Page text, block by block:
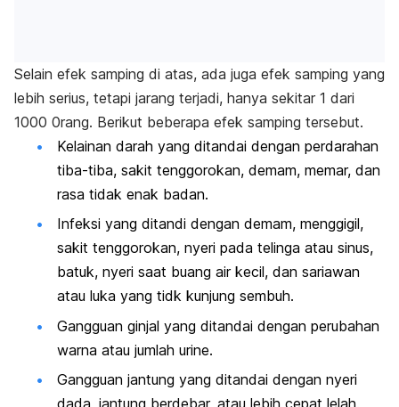
Selain efek samping di atas, ada juga efek samping yang
lebih serius, tetapi jarang terjadi, hanya sekitar 1 dari
1000 0rang. Berikut beberapa efek samping tersebut.
Kelainan darah yang ditandai dengan perdarahan
tiba-tiba, sakit tenggorokan, demam, memar, dan
rasa tidak enak badan.
Infeksi yang ditandi dengan demam, menggigil,
sakit tenggorokan, nyeri pada telinga atau sinus,
batuk, nyeri saat buang air kecil, dan sariawan
atau luka yang tidk kunjung sembuh.
Gangguan ginjal yang ditandai dengan perubahan
warna atau jumlah urine.
Gangguan jantung yang ditandai dengan nyeri